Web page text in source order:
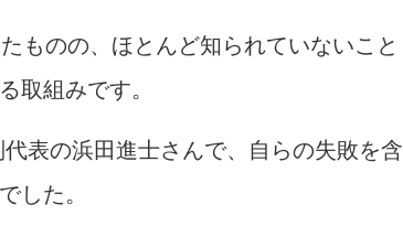
ものの、ほとんど知られていないこと
取組みです。
表の浜田進士さんで、自らの失敗を含
した。